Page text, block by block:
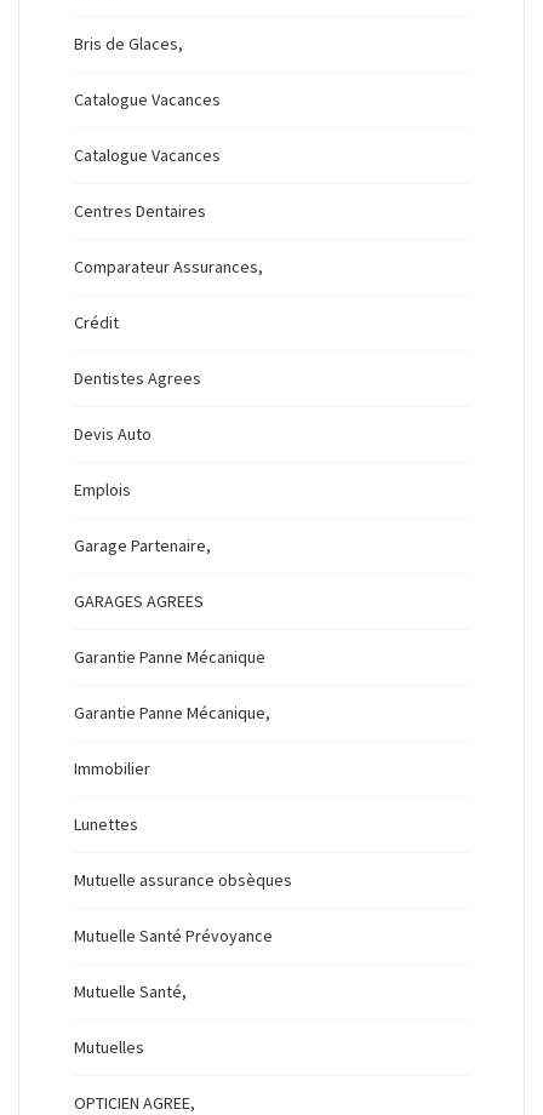
Bris de Glaces,
Catalogue Vacances
Catalogue Vacances
Centres Dentaires
Comparateur Assurances,
Crédit
Dentistes Agrees
Devis Auto
Emplois
Garage Partenaire,
GARAGES AGREES
Garantie Panne Mécanique
Garantie Panne Mécanique,
Immobilier
Lunettes
Mutuelle assurance obsèques
Mutuelle Santé Prévoyance
Mutuelle Santé,
Mutuelles
OPTICIEN AGREE,